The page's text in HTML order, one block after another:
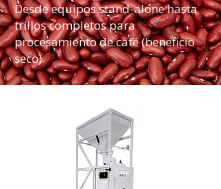
Desde equipos stand-alone hasta
trillos completos para
procesamiento de café (beneficio
seco).